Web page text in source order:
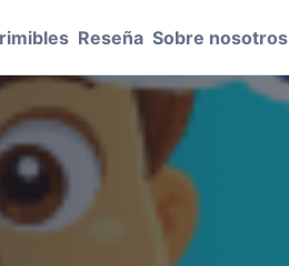
Reseña Sobre nosotros